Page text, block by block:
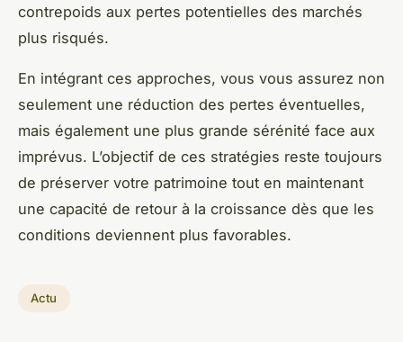
contrepoids aux pertes potentielles des marchés
plus risqués.
En intégrant ces approches, vous vous assurez non
seulement une réduction des pertes éventuelles,
mais également une plus grande sérénité face aux
imprévus. L’objectif de ces stratégies reste toujours
de préserver votre patrimoine tout en maintenant
une capacité de retour à la croissance dès que les
conditions deviennent plus favorables.
Actu